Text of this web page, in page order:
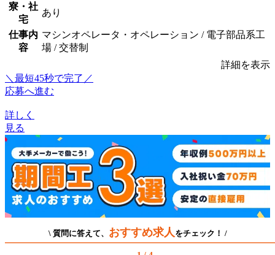
寮・社
宅
あり
仕事内
容
マシンオペレータ・オペレーション / 電子部品系工
場 / 交替制
詳細を表示
＼最短45秒で完了／
応募へ進む
詳しく
見る
\ 質問に答えて、 おすすめ求人 をチェック！ /